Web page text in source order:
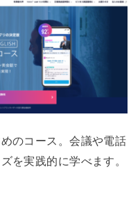
のコース。会議や電話
を実践的に学べます。